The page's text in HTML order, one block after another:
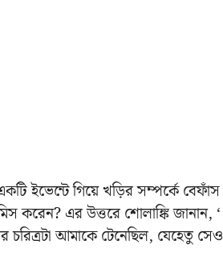
ইভেন্টে গিয়ে খড়ির সম্পর্কে বেফাঁস
করেন? এর উত্তরে শোলাঙ্কি জানান, ‘
আমাকে টেনেছিল, যেহেতু সেও